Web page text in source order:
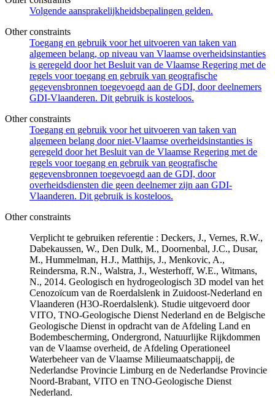
Volgende aansprakelijkheidsbepalingen gelden.
Other constraints
Toegang en gebruik voor het uitvoeren van taken van
algemeen belang, op niveau van Vlaamse overheidsinstanties
is geregeld door het Besluit van de Vlaamse Regering met de
regels voor toegang en gebruik van geografische
gegevensbronnen toegevoegd aan de GDI, door deelnemers
GDI-Vlaanderen. Dit gebruik is kosteloos.
Other constraints
Toegang en gebruik voor het uitvoeren van taken van
algemeen belang door niet-Vlaamse overheidsinstanties is
geregeld door het Besluit van de Vlaamse Regering met de
regels voor toegang en gebruik van geografische
gegevensbronnen toegevoegd aan de GDI, door
overheidsdiensten die geen deelnemer zijn aan GDI-
Vlaanderen. Dit gebruik is kosteloos.
Other constraints
Verplicht te gebruiken referentie : Deckers, J., Vernes, R.W.,
Dabekaussen, W., Den Dulk, M., Doornenbal, J.C., Dusar,
M., Hummelman, H.J., Matthijs, J., Menkovic, A.,
Reindersma, R.N., Walstra, J., Westerhoff, W.E., Witmans,
N., 2014. Geologisch en hydrogeologisch 3D model van het
Cenozoïcum van de Roerdalslenk in Zuidoost-Nederland en
Vlaanderen (H3O-Roerdalslenk). Studie uitgevoerd door
VITO, TNO-Geologische Dienst Nederland en de Belgische
Geologische Dienst in opdracht van de Afdeling Land en
Bodembescherming, Ondergrond, Natuurlijke Rijkdommen
van de Vlaamse overheid, de Afdeling Operationeel
Waterbeheer van de Vlaamse Milieumaatschappij, de
Nederlandse Provincie Limburg en de Nederlandse Provincie
Noord-Brabant, VITO en TNO-Geologische Dienst
Nederland.